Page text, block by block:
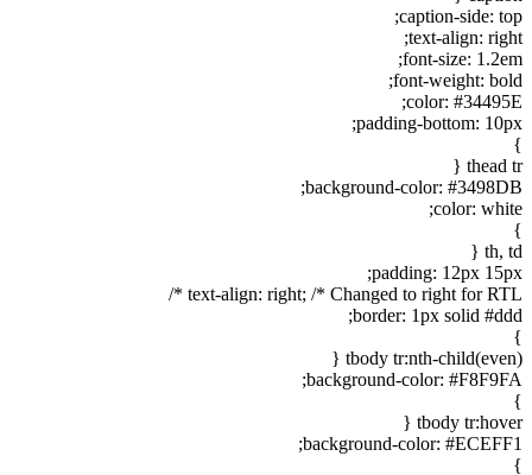
caption-side: top;
text-align: right;
font-size: 1.2em;
font-weight: bold;
color: #34495E;
padding-bottom: 10px;
}
thead tr {
background-color: #3498DB;
color: white;
}
th, td {
padding: 12px 15px;
text-align: right; /* Changed to right for RTL */
border: 1px solid #ddd;
}
tbody tr:nth-child(even) {
background-color: #F8F9FA;
}
tbody tr:hover {
background-color: #ECEFF1;
}